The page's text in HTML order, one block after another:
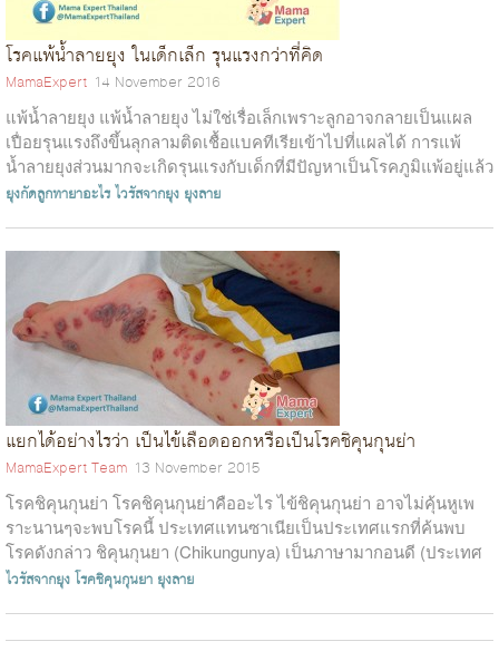
โรคแพ้น้ำลายยุง ในเด็กเล็ก รุนแรงกว่าที่คิด
MamaExpert 14 November 2016
แพ้น้ำลายยุง แพ้น้ำลายยุง ไม่ใช่เรื่อเล็กเพราะลูกอาจกลายเป็นแผล
เปื่อยรุนแรงถึงขึ้นลุกลามติดเชื้อแบคทีเรียเข้าไปที่แผลได้ การแพ้
น้ำลายยุงส่วนมากจะเกิดรุนแรงกับเด็กที่มีปัญหาเป็นโรคภูมิแพ้อยู่แล้ว
หรือ...
ยุงกัดลูกทายาอะไรไวรัสจากยุง ยุงลาย
แยกได้อย่างไรว่า เป็นไข้เลือดออกหรือเป็นโรคชิคุนกุนย่า
MamaExpert Team 13 November 2015
โรคชิคุนกุนย่า โรคชิคุนกุนย่าคืออะไร ไข้ชิคุนกุนย่า อาจไม่คุ้นหูเพ
ราะนานๆจะพบโรคนี้ ประเทศแทนซาเนียเป็นประเทศแรกที่ค้นพบ
โรคดังกล่าว ชิคุนกุนยา (Chikungunya) เป็นภาษามากอนดี (ประเทศ
แทนซาเ...
ไวรัสจากยุงโรคชิคุนกุนยา ยุงลาย